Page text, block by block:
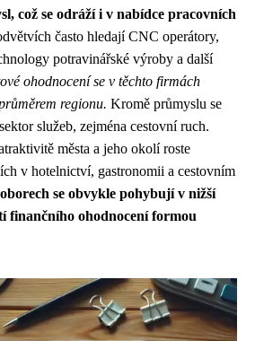
což se odráží i v nabídce pracovních
často hledají CNC operátory,
potravinářské výroby a další
ohodnocení se v těchto firmách
regionu. Kromě průmyslu se
služeb, zejména cestovní ruch.
města a jeho okolí roste
v hotelnictví, gastronomii a cestovním
se obvykle pohybují v nižší
finančního ohodnocení formou